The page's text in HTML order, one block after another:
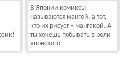
В Японии комиксы
называются мангой, а тот,
кто их рисует – мангакой. А
ты хочешь побывать в роли
японского